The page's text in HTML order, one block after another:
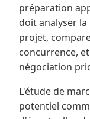
préparation
doit analyser
projet,
concurrence,
négociation
L'étude de
potentiel